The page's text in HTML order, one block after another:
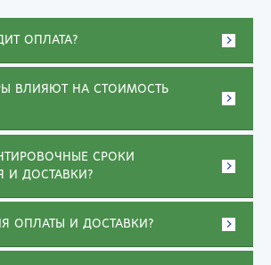
ОПЛАТА?
ВЛИЯЮТ НА СТОИМОСТЬ
СРОКИ
И ДОСТАВКИ?
ОПЛАТЫ И ДОСТАВКИ?